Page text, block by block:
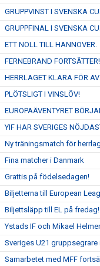
GRUPPVINST I SVENSKA
GRUPPFINAL I SVENSKA
ETT NOLL TILL HANNOVER.
FERNEBRAND FORTSÄTTER!
HERRLAGET KLARA FÖR
PLÖTSLIGT I VINSLÖV!
EUROPAÄVENTYRET
YIF HAR SVERIGES
Ny träningsmatch för
Fina matcher i Danmark
Grattis på födelsedagen!
Biljetterna till European
Biljettsläpp till EL på fredag!
Ystads IF och Mikael
Sveriges U21 gruppsegrare
Samarbetet med MFF